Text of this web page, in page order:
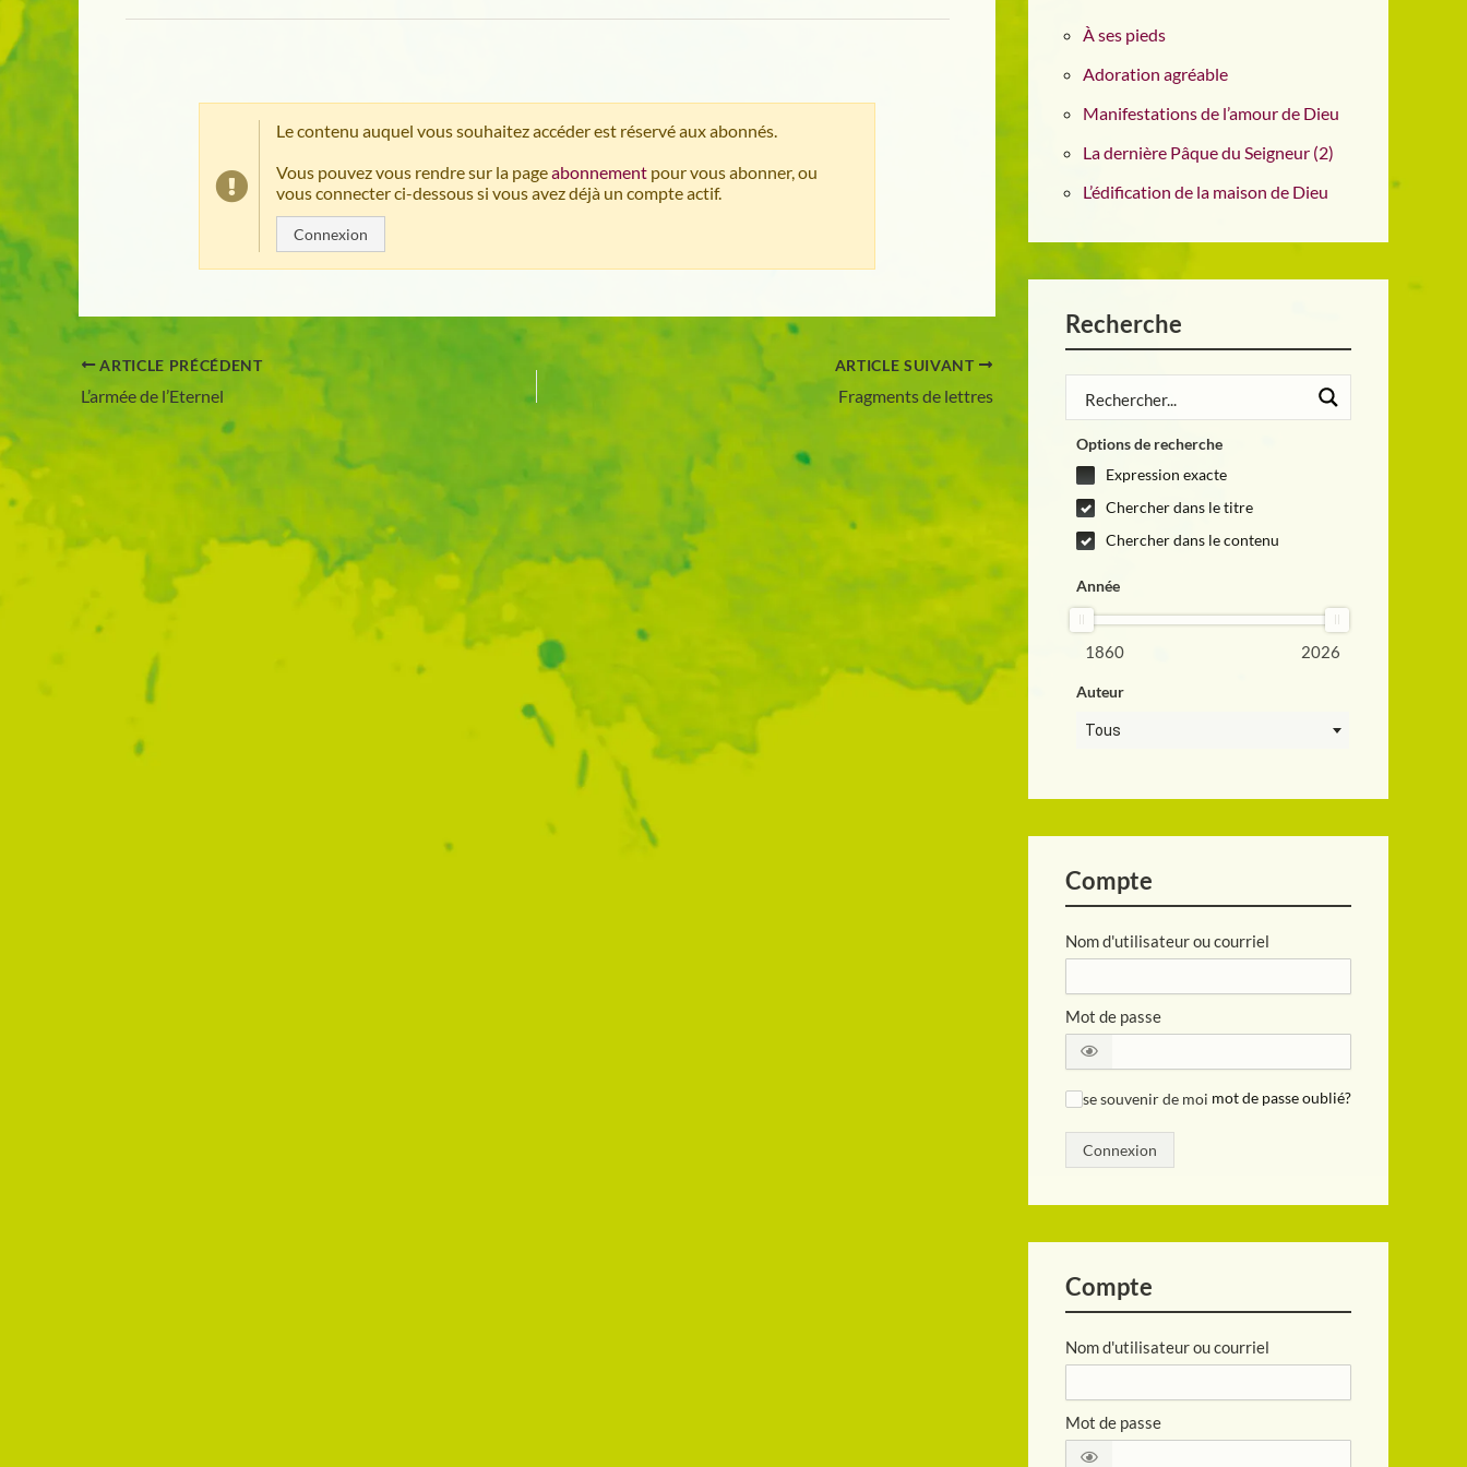
Le contenu auquel vous souhaitez accéder est réservé aux abonnés.
Vous pouvez vous rendre sur la pageabonnement pour vous abonner, ou
vous connecter ci-dessous si vous avez déjà un compte actif.
Connexion
ARTICLE PRÉCÉDENT
L’armée de l’Eternel
ARTICLE SUIVANT
Fragments de lettres
À ses pieds
Adoration agréable
Manifestations de l’amour de Dieu
La dernière Pâque du Seigneur (2)
L’édification de la maison de Dieu
Recherche
Options de recherche
Expression exacte
Chercher dans le titre
Chercher dans le contenu
Année
1860 2026
Auteur
Tous
Compte
Nom d'utilisateur ou courriel
Mot de passe
se souvenir de moi mot de passe oublié?
Connexion
Compte
Nom d'utilisateur ou courriel
Mot de passe